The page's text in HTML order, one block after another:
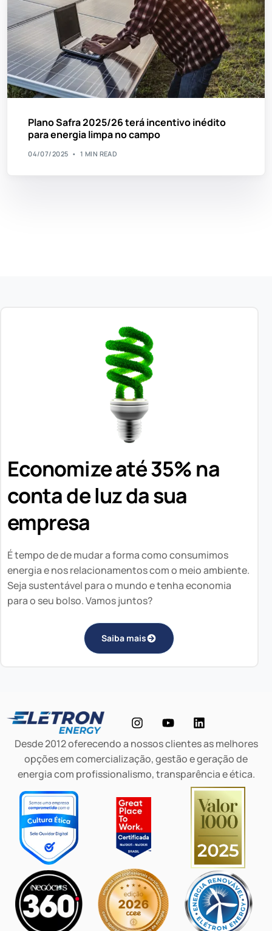
Plano Safra 2025/26 terá incentivo inédito
para energia limpa no campo
04/07/2025 1 MIN READ
Economize até 35% na
conta de luz da sua
empresa
É tempo de de mudar a forma como consumimos
energia e nos relacionamentos com o meio ambiente.
Seja sustentável para o mundo e tenha economia
para o seu bolso. Vamos juntos?
Saiba mais
Desde 2012 oferecendo a nossos clientes as melhores
opções em comercialização, gestão e geração de
energia com profissionalismo, transparência e ética.